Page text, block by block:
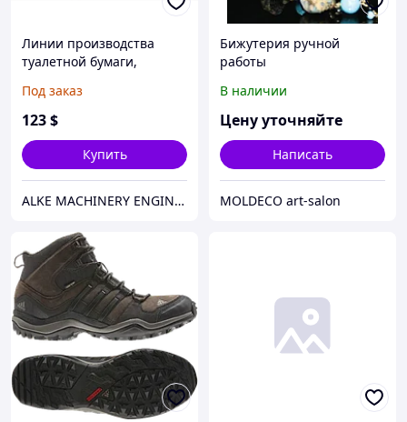
Линии производства
туалетной бумаги,
Под заказ
123$
Купить
ALKE MACHINERY ENGINEERING
Бижутерия ручной
работы
В наличии
Цену уточняйте
Написать
MOLDECO art-salon